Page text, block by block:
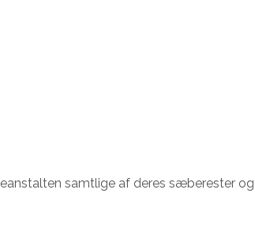
samtlige af deres sæberester